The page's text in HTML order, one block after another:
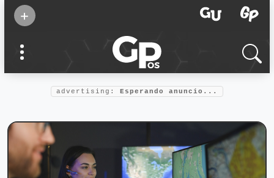
+
confianza
Foro salud
advertising: Esperando anuncio...